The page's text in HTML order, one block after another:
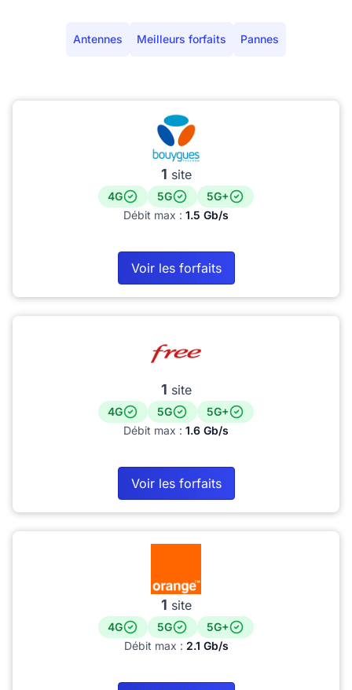
Antennes Meilleurs forfaits Pannes
1 site
4G 5G
5G+
Débit max : 1.5 Gb/s
Voir les forfaits
1 site
4G 5G
5G+
Débit max : 1.6 Gb/s
Voir les forfaits
1 site
4G 5G
5G+
Débit max : 2.1 Gb/s